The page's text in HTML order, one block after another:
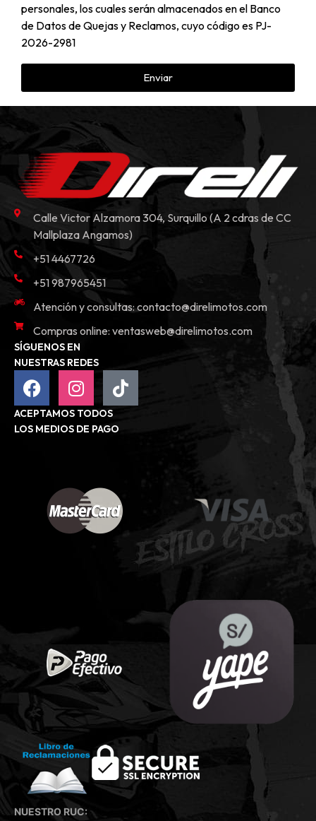
personales, los cuales serán almacenados en el Banco
de Datos de Quejas y Reclamos, cuyo código es PJ-
2026-2981
Enviar
Calle Victor Alzamora 304, Surquillo (A 2 cdras de CC
Mallplaza Angamos)
+51 4467726
+51 987965451
Atención y consultas:contacto@direlimotos.com
Compras online: ventasweb@direlimotos.com
SÍGUENOS EN
NUESTRAS REDES
ACEPTAMOS TODOS
LOS MEDIOS DE PAGO
NUESTRO RUC: